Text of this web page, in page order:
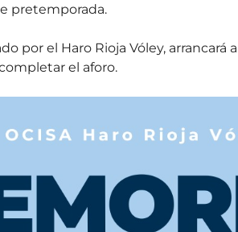
pretemporada.
por el Haro Rioja Vóley, arrancará
el aforo.